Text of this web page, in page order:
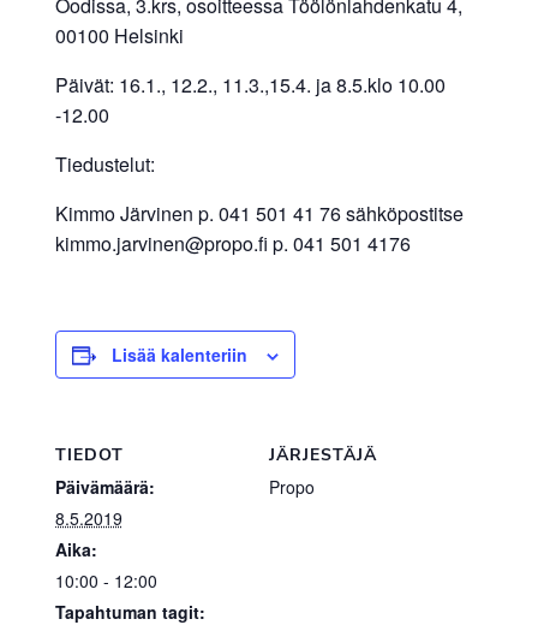
00100 Helsinki
Päivät: 16.1., 12.2., 11.3.,15.4. ja 8.5.klo 10.00
-12.00
Tiedustelut:
Kimmo Järvinen p. 041 501 41 76 sähköpostitse
kimmo.jarvinen@propo.fi p. 041 501 4176
Lisää kalenteriin
TIEDOT
Päivämäärä:
8.5.2019
Aika:
10:00 - 12:00
Tapahtuman tagit:
JÄRJESTÄJÄ
Propo